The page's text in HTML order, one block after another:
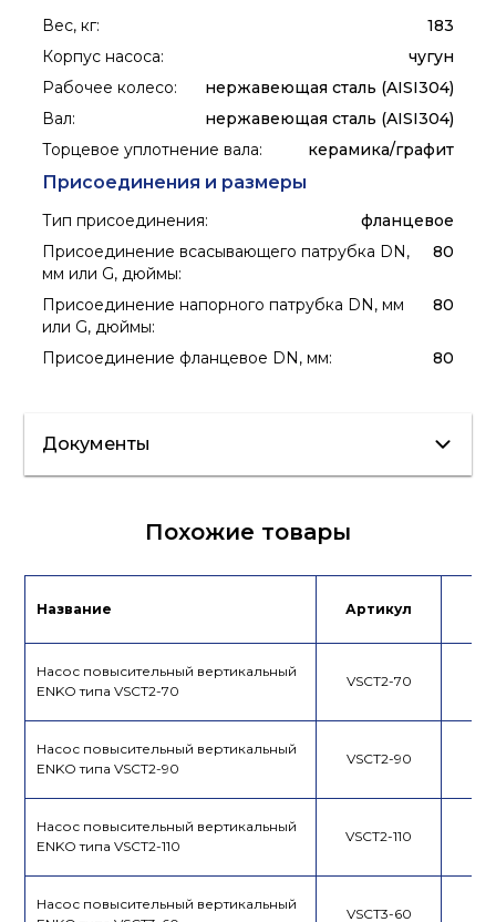
Вес, кг:
183
Корпус насоса:
чугун
Рабочее колесо:
нержавеющая сталь (AISI304)
Вал:
нержавеющая сталь (AISI304)
Торцевое уплотнение вала: керамика/графит
Присоединения и размеры
Тип присоединения:
фланцевое
Присоединение всасывающего патрубка DN,
мм или G, дюймы:
80
Присоединение напорного патрубка DN, мм
или G, дюймы:
80
Присоединение фланцевое DN, мм: 80
Документы
Декларация
Лист данных Инструкция
Похожие товары
Название Артикул
Насос повысительный вертикальный
ENKO типа VSCT2-70
VSCT2-70
Насос повысительный вертикальный
ENKO типа VSCT2-90
VSCT2-90
Насос повысительный вертикальный
ENKO типа VSCT2-110
VSCT2-110
Насос повысительный вертикальный
VSCT3-60